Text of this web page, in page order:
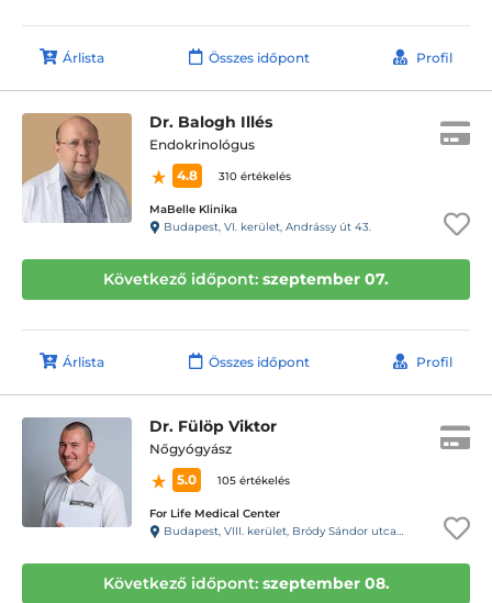
Árlista Összes időpont Profil
Dr. Balogh Illés
Endokrinológus
4.8
310 értékelés
MaBelle Klinika
Budapest, VI. kerület, Andrássy út 43.
Következő időpont: szeptember 07.
Árlista Összes időpont Profil
Dr. Fülöp Viktor
Nőgyógyász
5.0
105 értékelés
For Life Medical Center
Budapest, VIII. kerület, Bródy Sándor utca 28. 1.lépcsőház, fsz. 2.
Következő időpont: szeptember 08.